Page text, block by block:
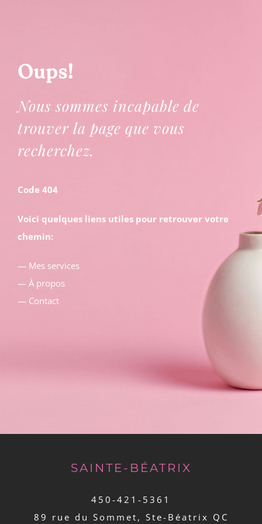
Oups!
Nous sommes incapable de
trouver la page que vous
recherchez.
Code 404
Voici quelques liens utiles pour retrouver votre
chemin:
— Mes services
— À propos
— Contact
SAINTE-BÉATRIX
450-421-5361
89 rue du Sommet, Ste-Béatrix QC